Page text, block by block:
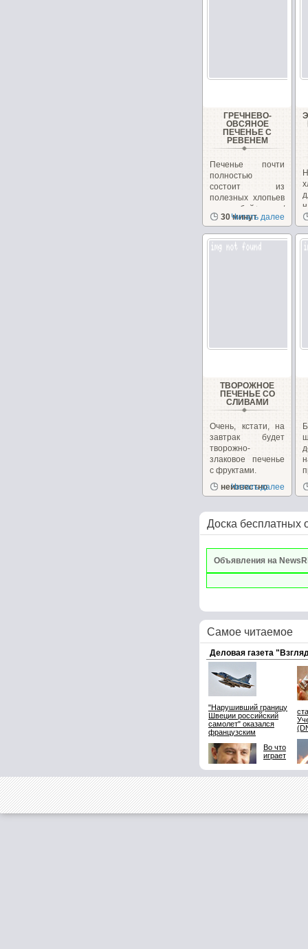
ГРЕЧНЕВО-
ОВСЯНОЕ
ПЕЧЕНЬЕ С
РЕВЕНЕМ
Печенье почти
полностью
состоит из
полезных хлопьев
и отрубей+орехи/
семечки,...
30 минут
Читать далее
ТВОРОЖНОЕ
ПЕЧЕНЬЕ СО
СЛИВАМИ
Очень, кстати, на
завтрак будет
творожно-
злаковое печенье
с фруктами.
неизвестно
Читать далее
Доска бесплатных
Объявления на
Самое читаемое